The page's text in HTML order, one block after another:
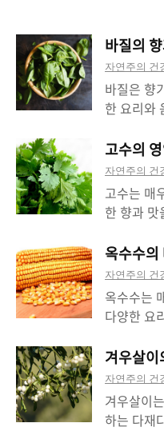
바질의
자연주의 건
바질은 향
한 요리와
상의 이점
세히 알아
쾌한 향과
다. 신선
징이며, 다
인기 있는
에서는 바
다.바질의
품종이 있
토스카나
고 있습니
요리의 맛
습니다.바
고수의
자연주의 건
고수는 매
한 향과
분, 건강
활용법에
의 특징 고
며, 상쾌
다. 고수
진 줄기를
기 좋은 식
향과 맛이
만들어줍
한 영양소
옥수수
자연주의 건
옥수수는
다양한 요
다양한 이
다. 옥수수
의 곡물로
고운 입자
는 달콤하
겨우살
자연주의 건
겨우살이
하는 다재